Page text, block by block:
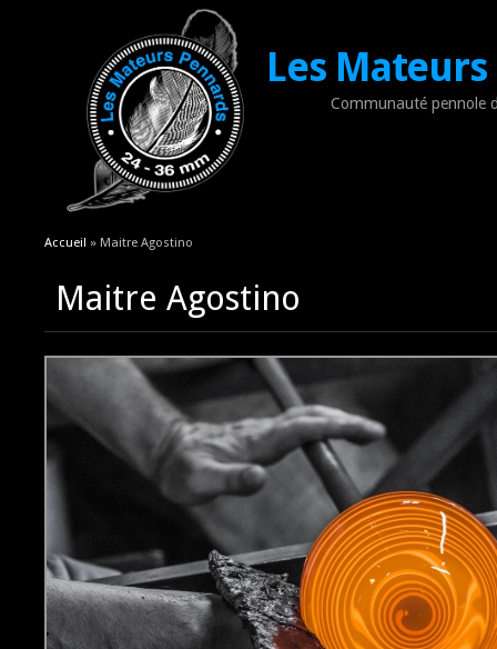
Les
Communauté pennole
Vous êtes ici
Accueil » Maitre Agostino
Maitre Agostino